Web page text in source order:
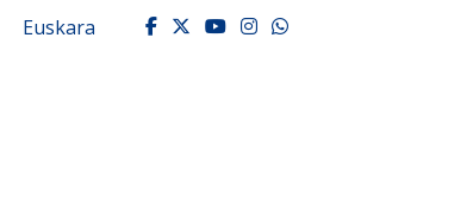
Euskara facebook
twitter
youtube
instagram
whatsapp